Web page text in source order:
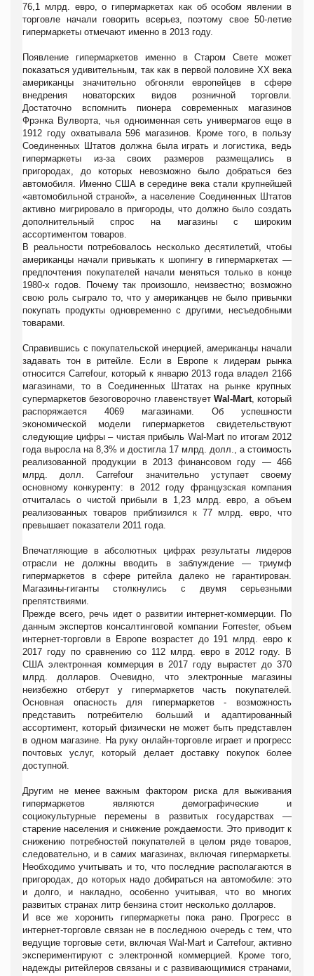
76,1 млрд. евро, о гипермаркетах как об особом явлении в
торговле начали говорить всерьез, поэтому свое 50-летие
гипермаркеты отмечают именно в 2013 году.
Появление гипермаркетов именно в Старом Свете может
показаться удивительным, так как в первой половине XX века
американцы значительно обгоняли европейцев в сфере
внедрения новаторских видов розничной торговли.
Достаточно вспомнить пионера современных магазинов
Фрэнка Вулворта, чья одноименная сеть универмагов еще в
1912 году охватывала 596 магазинов. Кроме того, в пользу
Соединенных Штатов должна была играть и логистика, ведь
гипермаркеты из-за своих размеров размещались в
пригородах, до которых невозможно было добраться без
автомобиля. Именно США в середине века стали крупнейшей
«автомобильной страной», а население Соединенных Штатов
активно мигрировало в пригороды, что должно было создать
дополнительный спрос на магазины с широким
ассортиментом товаров.
В реальности потребовалось несколько десятилетий, чтобы
американцы начали привыкать к шопингу в гипермаркетах —
предпочтения покупателей начали меняться только в конце
1980-х годов. Почему так произошло, неизвестно; возможно
свою роль сыграло то, что у американцев не было привычки
покупать продукты одновременно с другими, несъедобными
товарами.
Справившись с покупательской инерцией, американцы начали
задавать тон в ритейле. Если в Европе к лидерам рынка
относится Carrefour, который к январю 2013 года владел 2166
магазинами, то в Соединенных Штатах на рынке крупных
супермаркетов безоговорочно главенствует Wal-Mart, который
распоряжается 4069 магазинами. Об успешности
экономической модели гипермаркетов свидетельствуют
следующие цифры – чистая прибыль Wal-Mart по итогам 2012
года выросла на 8,3% и достигла 17 млрд. долл., а стоимость
реализованной продукции в 2013 финансовом году — 466
млрд. долл. Carrefour значительно уступает своему
основному конкуренту: в 2012 году французская компания
отчиталась о чистой прибыли в 1,23 млрд. евро, а объем
реализованных товаров приблизился к 77 млрд. евро, что
превышает показатели 2011 года.
Впечатляющие в абсолютных цифрах результаты лидеров
отрасли не должны вводить в заблуждение — триумф
гипермаркетов в сфере ритейла далеко не гарантирован.
Магазины-гиганты столкнулись с двумя серьезными
препятствиями.
Прежде всего, речь идет о развитии интернет-коммерции. По
данным экспертов консалтинговой компании Forrester, объем
интернет-торговли в Европе возрастет до 191 млрд. евро к
2017 году по сравнению со 112 млрд. евро в 2012 году. В
США электронная коммерция в 2017 году вырастет до 370
млрд. долларов. Очевидно, что электронные магазины
неизбежно отберут у гипермаркетов часть покупателей.
Основная опасность для гипермаркетов - возможность
представить потребителю больший и адаптированный
ассортимент, который физически не может быть представлен
в одном магазине. На руку онлайн-торговле играет и прогресс
почтовых услуг, который делает доставку покупок более
доступной.
Другим не менее важным фактором риска для выживания
гипермаркетов являются демографические и
социокультурные перемены в развитых государствах —
старение населения и снижение рождаемости. Это приводит к
снижению потребностей покупателей в целом ряде товаров,
следовательно, и в самих магазинах, включая гипермаркеты.
Необходимо учитывать и то, что последние располагаются в
пригородах, до которых надо добираться на автомобиле: это
и долго, и накладно, особенно учитывая, что во многих
развитых странах литр бензина стоит несколько долларов.
И все же хоронить гипермаркеты пока рано. Прогресс в
интернет-торговле связан не в последнюю очередь с тем, что
ведущие торговые сети, включая Wal-Mart и Carrefour, активно
экспериментируют с электронной коммерцией. Кроме того,
надежды ритейлеров связаны и с развивающимися странами,